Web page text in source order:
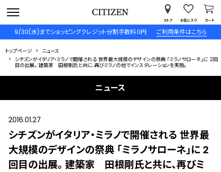
9/30(水)までショッピングクレジット分割手数料０円 ご利用条件はこちら
ストア お気に入り カート
トップページ
ニュース
シチズンがイタリア・ミラノで開催される 世界最大規模のデザインの祭典 「ミラノサローネ」に 2回
目の出展。 建築家 田根剛氏と共に、再びミラノの地でインスタレーションを実施。
ニュース
2016.01.27
シチズンがイタリア・ミラノで開催される 世界最
大規模のデザインの祭典 「ミラノサローネ」に 2
回目の出展。 建築家 田根剛氏と共に、再びミ